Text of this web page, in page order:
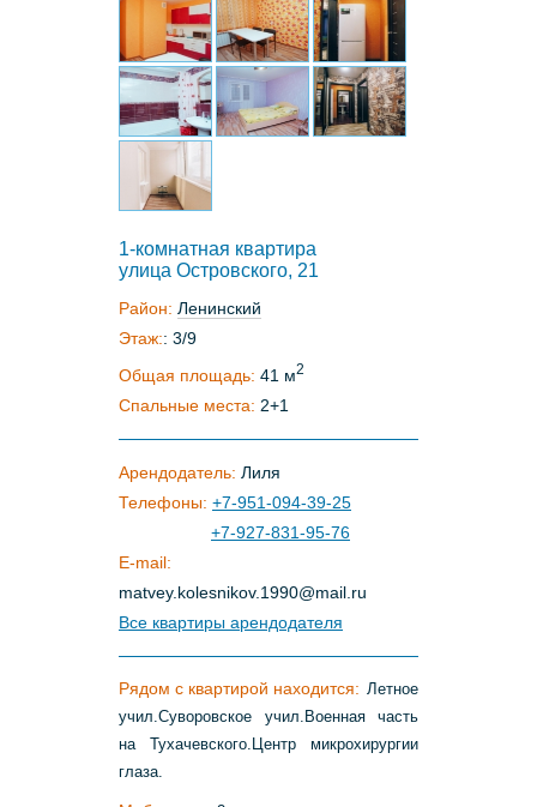
1-комнатная квартира
улица Островского, 21
Район: Ленинский
Этаж:: 3/9
Общая площадь: 41 м2
Спальные места: 2+1
Арендодатель: Лиля
Телефоны: +7-951-094-39-25
+7-927-831-95-76
E-mail:
matvey. kolesnikov. 1990@mail ru
Все квартиры арендодателя
Рядом с квартирой находится: Летное
учил.Суворовское учил.Военная часть
на Тухачевского.Центр микрохирургии
глаза.